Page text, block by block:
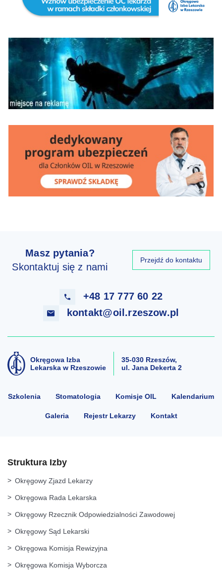
Masz pytania?
Skontaktuj się z nami
+48 17 777 60 22
kontakt@oil.rzeszow.pl
Przejdź do kontaktu
Okręgowa Izba
Lekarska w Rzeszowie
35-030 Rzeszów,
ul. Jana Dekerta 2
Szkolenia Stomatologia Komisje OIL Kalendarium
Galeria Rejestr Lekarzy Kontakt
Struktura Izby
Okręgowy Zjazd Lekarzy
Okręgowa Rada Lekarska
Okręgowy Rzecznik Odpowiedzialności Zawodowej
Okręgowy Sąd Lekarski
Okręgowa Komisja Rewizyjna
Okręgowa Komisja Wyborcza